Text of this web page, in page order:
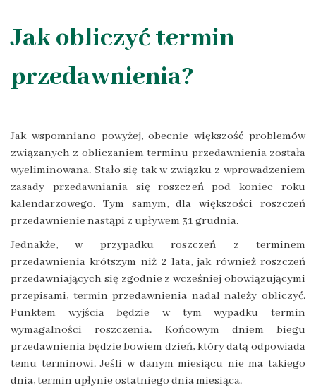
Jak obliczyć termin
przedawnienia?
Jak wspomniano powyżej, obecnie większość problemów
związanych z obliczaniem terminu przedawnienia została
wyeliminowana. Stało się tak w związku z wprowadzeniem
zasady przedawniania się roszczeń pod koniec roku
kalendarzowego. Tym samym, dla większości roszczeń
przedawnienie nastąpi z upływem 31 grudnia.
Jednakże, w przypadku roszczeń z terminem
przedawnienia krótszym niż 2 lata, jak również roszczeń
przedawniających się zgodnie z wcześniej obowiązującymi
przepisami, termin przedawnienia nadal należy obliczyć.
Punktem wyjścia będzie w tym wypadku termin
wymagalności roszczenia. Końcowym dniem biegu
przedawnienia będzie bowiem dzień, który datą odpowiada
temu terminowi. Jeśli w danym miesiącu nie ma takiego
dnia, termin upłynie ostatniego dnia miesiąca.